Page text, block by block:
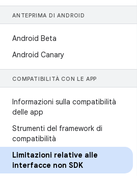
ANTEPRIMA DI ANDROID
Android Beta
Android Canary
COMPATIBILITÀ CON LE APP
Informazioni sulla compatibilità
delle app
Strumenti del framework di
compatibilità
Limitazioni relative alle
interfacce non SDK